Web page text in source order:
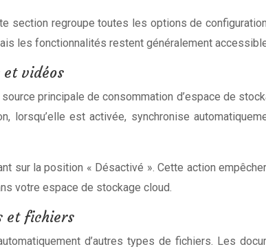
section regroupe toutes les options de
les fonctionnalités restent généralement
et vidéos
principale de consommation d’espace de
lorsqu’elle est activée, synchronise
sur la position « Désactivé ». Cette action
votre espace de stockage cloud.
et fichiers
d’autres types de fichiers. Les